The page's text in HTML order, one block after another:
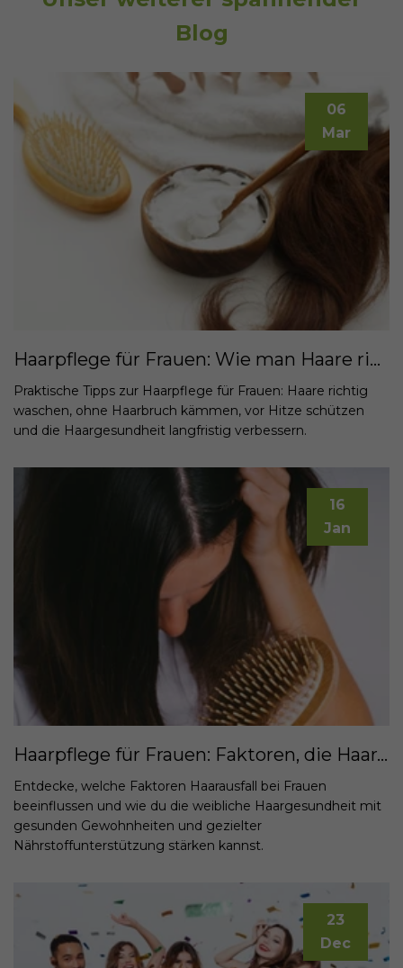
Blog
06
Mar
Haarpflege für Frauen: Wie man Haare richtig wäscht, stylt und vor Hitze schützt
Praktische Tipps zur Haarpflege für Frauen: Haare richtig
waschen, ohne Haarbruch kämmen, vor Hitze schützen
und die Haargesundheit langfristig verbessern.
16
Jan
Haarpflege für Frauen: Faktoren, die Haarausfall bei Frauen beeinflussen – und wie man die Haargesundheit stärkt
Entdecke, welche Faktoren Haarausfall bei Frauen
beeinflussen und wie du die weibliche Haargesundheit mit
gesunden Gewohnheiten und gezielter
Nährstoffunterstützung stärken kannst.
23
Dec